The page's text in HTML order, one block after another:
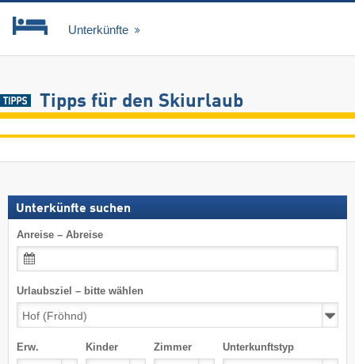
Unterkünfte
Tipps für den Skiurlaub
Unterkünfte suchen
Anreise – Abreise
Urlaubsziel – bitte wählen
Erw. Kinder Zimmer Unterkunftstyp